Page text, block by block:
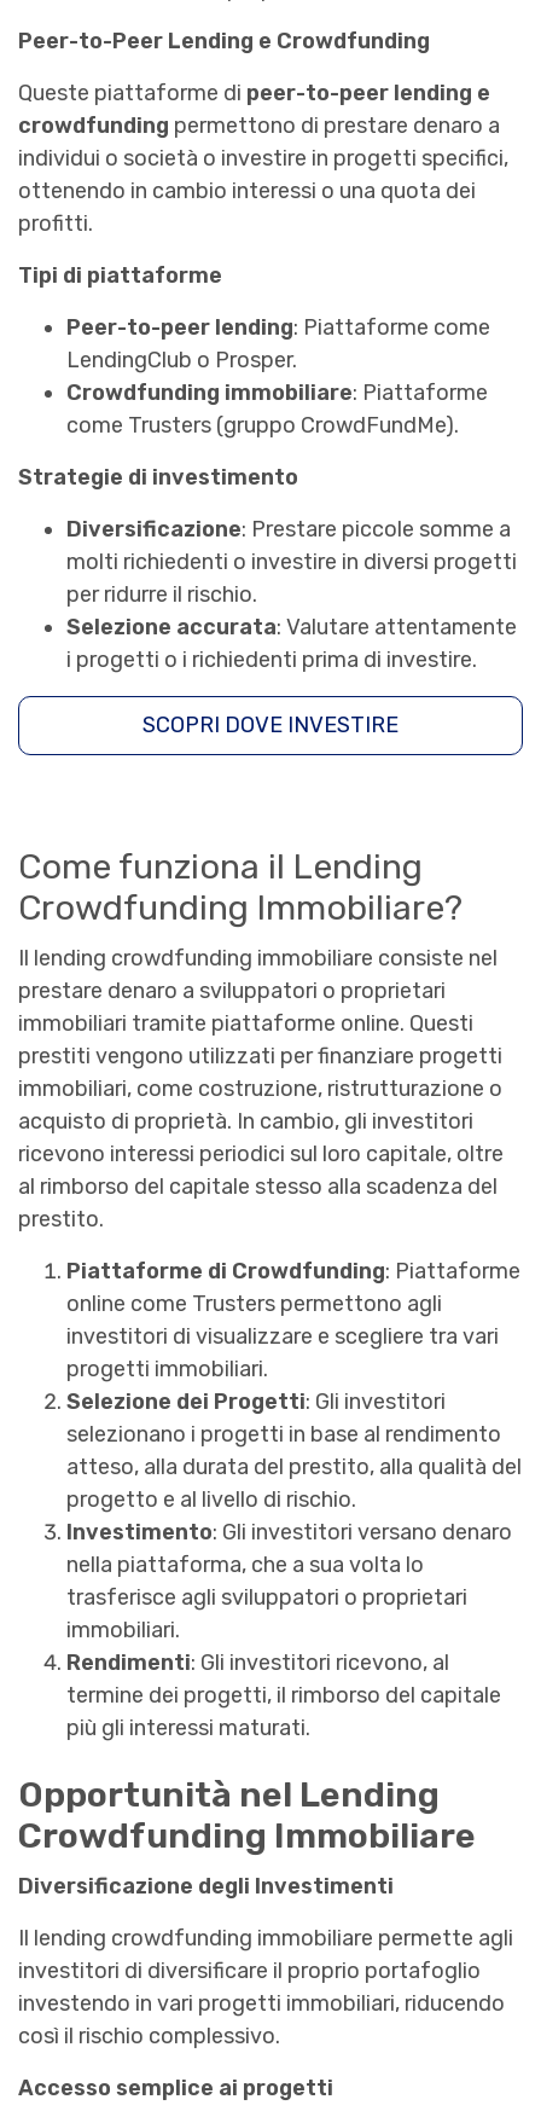
Peer-to-Peer Lending e Crowdfunding
Queste piattaforme di peer-to-peer lending e
crowdfunding permettono di prestare denaro a
individui o società o investire in progetti specifici,
ottenendo in cambio interessi o una quota dei
profitti.
Tipi di piattaforme
Peer-to-peer lending: Piattaforme come
LendingClub o Prosper.
Crowdfunding immobiliare: Piattaforme
come Trusters (gruppo CrowdFundMe).
Strategie di investimento
Diversificazione: Prestare piccole somme a
molti richiedenti o investire in diversi progetti
per ridurre il rischio.
Selezione accurata: Valutare attentamente
i progetti o i richiedenti prima di investire.
SCOPRI DOVE INVESTIRE
Come funziona il Lending
Crowdfunding Immobiliare?
Il lending crowdfunding immobiliare consiste nel
prestare denaro a sviluppatori o proprietari
immobiliari tramite piattaforme online. Questi
prestiti vengono utilizzati per finanziare progetti
immobiliari, come costruzione, ristrutturazione o
acquisto di proprietà. In cambio, gli investitori
ricevono interessi periodici sul loro capitale, oltre
al rimborso del capitale stesso alla scadenza del
prestito.
Piattaforme di Crowdfunding: Piattaforme
online come Trusters permettono agli
investitori di visualizzare e scegliere tra vari
progetti immobiliari.
Selezione dei Progetti: Gli investitori
selezionano i progetti in base al rendimento
atteso, alla durata del prestito, alla qualità del
progetto e al livello di rischio.
Investimento: Gli investitori versano denaro
nella piattaforma, che a sua volta lo
trasferisce agli sviluppatori o proprietari
immobiliari.
Rendimenti: Gli investitori ricevono, al
termine dei progetti, il rimborso del capitale
più gli interessi maturati.
Opportunità nel Lending
Crowdfunding Immobiliare
Diversificazione degli Investimenti
Il lending crowdfunding immobiliare permette agli
investitori di diversificare il proprio portafoglio
investendo in vari progetti immobiliari, riducendo
così il rischio complessivo.
Accesso semplice ai progetti